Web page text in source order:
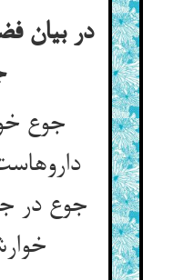
در بیان
جوع
جوع
جوع در
خوارش مبین